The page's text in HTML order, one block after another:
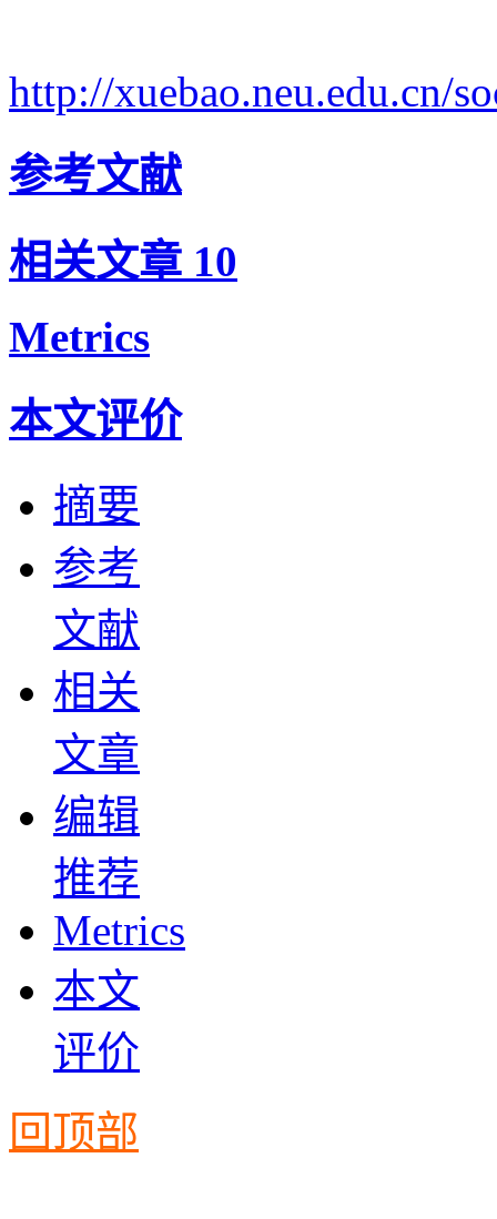
http://xuebao.neu.edu.cn/
参考文献
相关文章 10
Metrics
本文评价
摘要
参考
文献
相关
文章
编辑
推荐
Metrics
本文
评价
回顶部